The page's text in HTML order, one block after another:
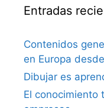
Entradas
Contenidos
en Europa
Dibujar es
El conocimiento